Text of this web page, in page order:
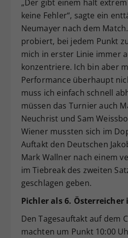
„Der gibt einem halt
keine Fehler“, sagte ein
Neumayer nach dem
probiert, bei jedem Punkt
mich in erster Linie immer
konzentriere. Ich bin aber
Performance überhaupt
muss ich einfach schnell
müssen das Turnier auch
Neuchrist und Sam
Wiener mussten sich im
Auftakt den Deutschen
Mark Wallner nach einem
im Tiebreak des zweiten
geschlagen geben.
Pichler als 6.
Den Tagesauftakt auf dem
machten um Punkt 10:00